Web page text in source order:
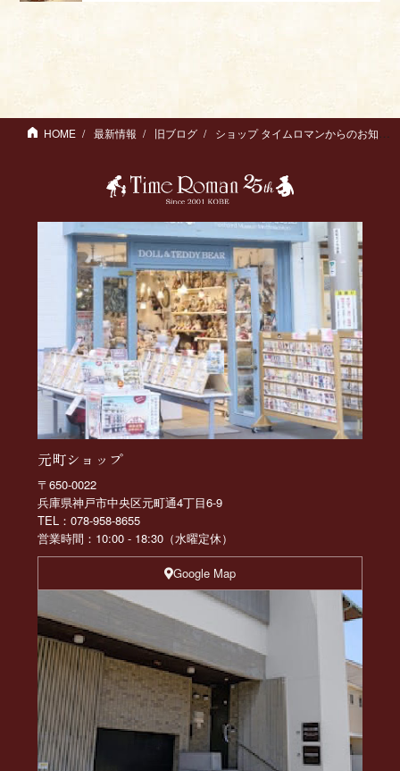
HOME 最新情報 旧ブログ ショップ タイムロマンからのお知らせ
元町ショップ
〒650-0022
兵庫県神戸市中央区元町通4丁目6-9
TEL：078-958-8655
営業時間：10:00 - 18:30（水曜定休）
Google Map